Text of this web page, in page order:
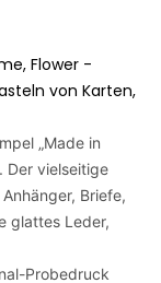
Flower -
von Karten,
„Made in
Der vielseitige
Briefe,
glattes Leder,
Probedruck